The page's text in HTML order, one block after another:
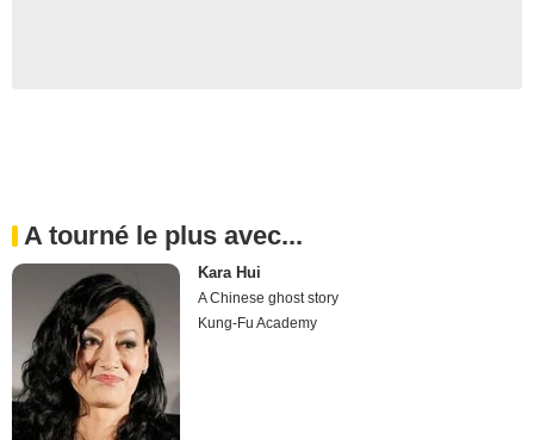
A tourné le plus avec...
Kara Hui
A Chinese ghost story
Kung-Fu Academy